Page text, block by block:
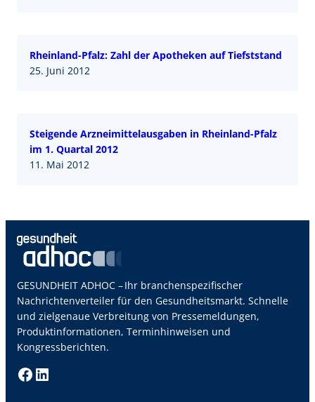
Rheinland-Pfalz: Zahl der Apotheken auf Tiefststand
25. Juni 2012
Steigende Arzneimittelausgaben in Rheinland-Pfalz
im 1. Quartal 2012
11. Mai 2012
GESUNDHEIT ADHOC – Ihr branchenspezifischer
Nachrichtenverteiler für den Gesundheitsmarkt. Schnelle
und zielgenaue Verbreitung von Pressemeldungen,
Produktinformationen, Terminhinweisen und
Kongressberichten.
Facebook LinkedIn